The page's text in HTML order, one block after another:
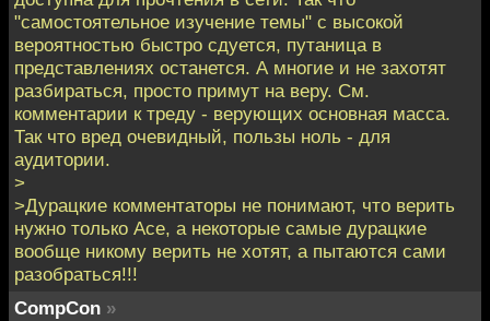
"самостоятельное изучение темы" с высокой
вероятностью быстро сдуется, путаница в
представлениях останется. А многие и не захотят
разбираться, просто примут на веру. См.
комментарии к треду - верующих основная масса.
Так что вред очевидный, пользы ноль - для
аудитории.
>
>Дурацкие комментаторы не понимают, что верить
нужно только Асе, а некоторые самые дурацкие
вообще никому верить не хотят, а пытаются сами
разобраться!!!
CompCon »